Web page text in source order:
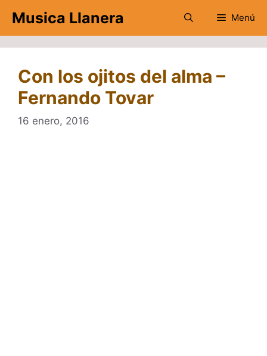
contenido
Musica Llanera Menú
Con los ojitos del alma –
Fernando Tovar
16 enero, 2016